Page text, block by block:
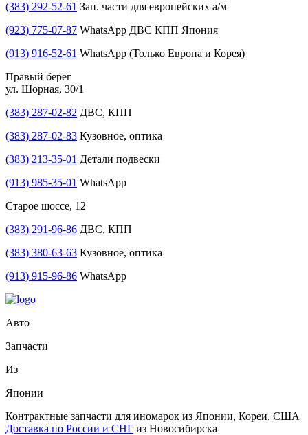
(383) 292-52-61 Зап. части для европейских а/м
(923) 775-07-87 WhatsApp ДВС КПП Япония
(913) 916-52-61 WhatsApp (Только Европа и Корея)
Правый берег
ул. Шорная, 30/1
(383) 287-02-82 ДВС, КПП
(383) 287-02-83 Кузовное, оптика
(383) 213-35-01 Детали подвески
(913) 985-35-01 WhatsApp
Старое шоссе, 12
(383) 291-96-86 ДВС, КПП
(383) 380-63-63 Кузовное, оптика
(913) 915-96-86 WhatsApp
Авто
Запчасти
Из
Японии
Контрактные запчасти для иномарок из Японии, Кореи, США
Доставка по России и СНГ из Новосибирска